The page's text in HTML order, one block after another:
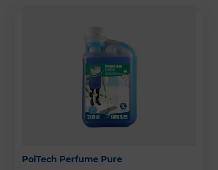
PolTech Perfume Pure